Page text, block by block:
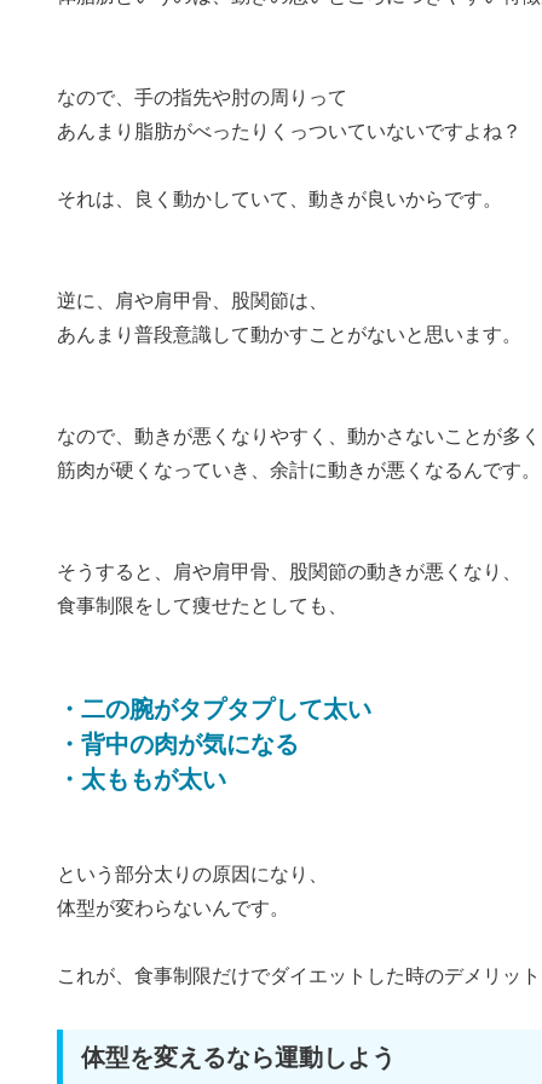
なので、手の指先や肘の周りって
あんまり脂肪がべったりくっついていないですよね？
それは、良く動かしていて、動きが良いからです。
逆に、肩や肩甲骨、股関節は、
あんまり普段意識して動かすことがないと思います。
なので、動きが悪くなりやすく、動かさないことが多
筋肉が硬くなっていき、余計に動きが悪くなるんです。
そうすると、肩や肩甲骨、股関節の動きが悪くなり、
食事制限をして痩せたとしても、
・二の腕がタプタプして太い
・背中の肉が気になる
・太ももが太い
という部分太りの原因になり、
体型が変わらないんです。
これが、食事制限だけでダイエットした時のデメリッ
体型を変えるなら運動しよう